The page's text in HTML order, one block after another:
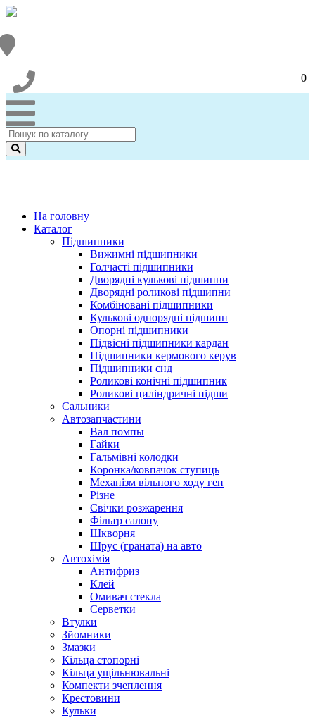
0
На головну
Каталог
Підшипники
Вижимні підшипники
Голчасті підшипники
Дворядні кулькові підшипни
Дворядні роликові підшипни
Комбіновані підшипники
Кулькові однорядні підшипн
Опорні підшипники
Підвісні підшипники кардан
Підшипники кермового керув
Підшипники снд
Роликові конічні підшипник
Роликові циліндричні підши
Сальники
Автозапчастини
Вал помпы
Гайки
Гальмівні колодки
Коронка/ковпачок ступиць
Механізм вільного ходу ген
Різне
Свічки розжарення
Фільтр салону
Шкворня
Шрус (граната) на авто
Автохімія
Антифриз
Клей
Омивач стекла
Серветки
Втулки
Зйомники
Змазки
Кільца стопорні
Кільца ущільнювальні
Компекти зчеплення
Крестовини
Кульки